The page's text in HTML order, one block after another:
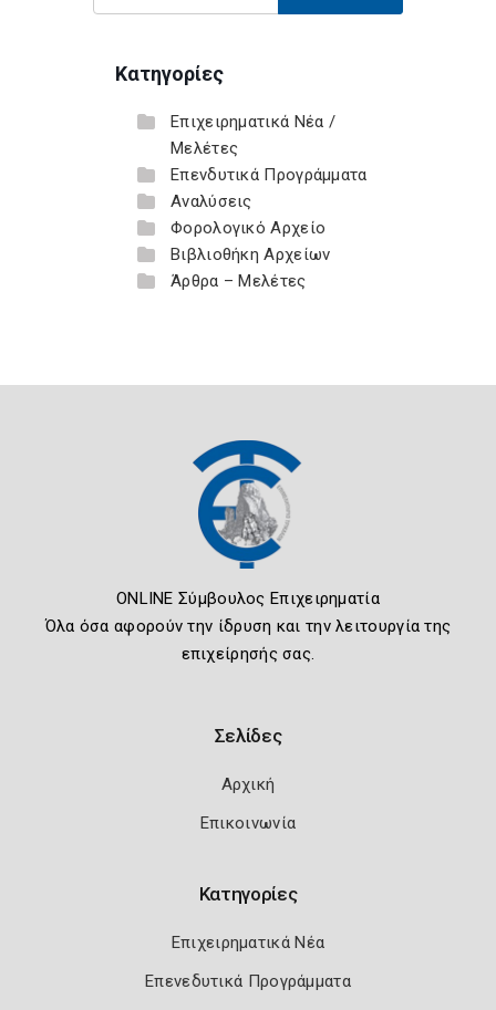
Κατηγορίες
Επιχειρηματικά Νέα /
Μελέτες
Επενδυτικά Προγράμματα
Αναλύσεις
Φορολογικό Αρχείο
Βιβλιοθήκη Αρχείων
Άρθρα – Μελέτες
ONLINE Σύμβουλος Επιχειρηματία
Όλα όσα αφορούν την ίδρυση και την λειτουργία της
επιχείρησής σας.
Σελίδες
Αρχική
Επικοινωνία
Κατηγορίες
Επιχειρηματικά Νέα
Επενεδυτικά Προγράμματα